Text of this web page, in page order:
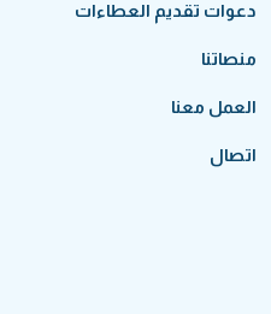
دعوات تقديم العطاءات
منصاتنا
العمل معنا
اتصال